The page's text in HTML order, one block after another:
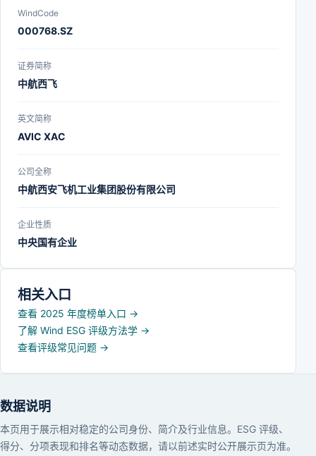
WindCode
000768.SZ
证券简称
中航西飞
英文简称
AVIC XAC
公司全称
中航西安飞机工业集团股份有限公司
企业性质
中央国有企业
相关入口
查看 2025 年度榜单入口 →
了解 Wind ESG 评级方法学 →
查看评级常见问题 →
数据说明
本页用于展示相对稳定的公司身份、简介及行业信息。ESG 评级、
得分、分项表现和排名等动态数据，请以前述实时公开展示页为准。